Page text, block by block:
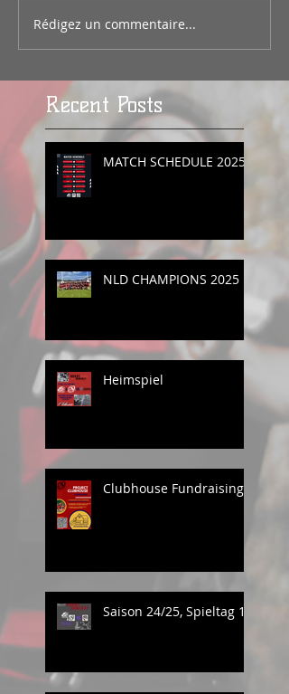
Rédigez un commentaire...
Recent Posts
MATCH SCHEDULE 2025
NLD CHAMPIONS 2025
Heimspiel
Clubhouse Fundraising
Saison 24/25, Spieltag 1